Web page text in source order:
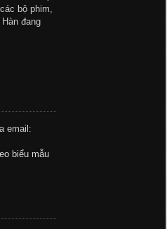
bộ phim,
đang
email:
biểu mẫu